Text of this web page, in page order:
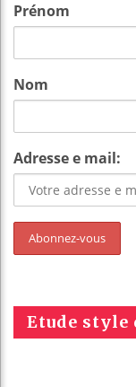
Prénom
Nom
Adresse e mail:
Etude style